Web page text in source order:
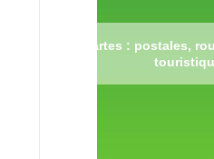
Cartes : postales,